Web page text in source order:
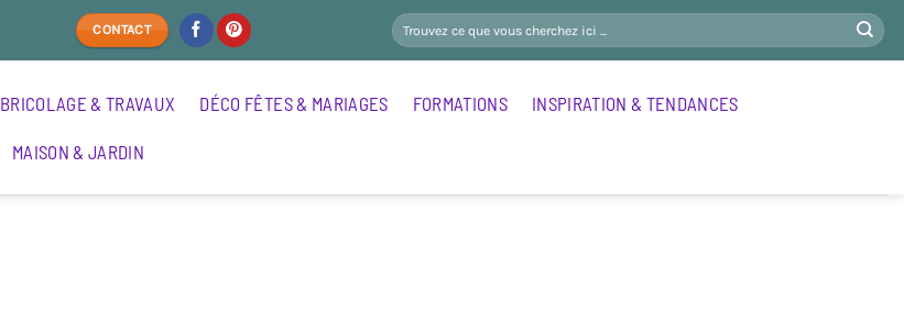
CONTACT
BRICOLAGE & TRAVAUX DÉCO FÊTES & MARIAGES FORMATIONS INSPIRATION & TENDANCES
MAISON & JARDIN